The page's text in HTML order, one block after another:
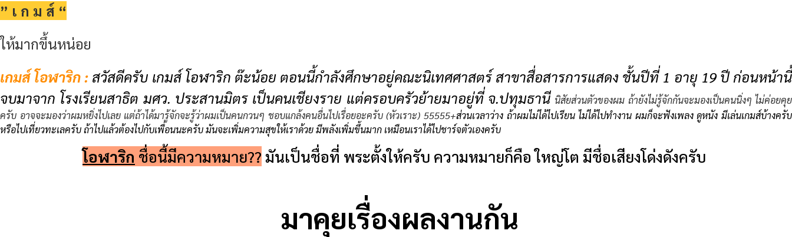
” เ ก ม ส์ “
ให้มากขึ้นหน่อย
เกมส์ โอฬาริก : สวัสดีครับ เกมส์ โอฬาริก ต๊ะน้อย ตอนนี้กำลังศึกษาอยู่คณะนิเทศศาสตร์ สาขาสื่อสารการแสดง ชั้นปีที่ 1 อายุ 19 ปี ก่อนหน้านี้
จบมาจาก โรงเรียนสาธิต มศว. ประสานมิตร เป็นคนเชียงราย แต่ครอบครัวย้ายมาอยู่ที่ จ.ปทุมธานี นิสัยส่วนตัวของผม ถ้ายังไม่รู้จักกันจะมองเป็นคนนิ่งๆ ไม่ค่อยคุย
ครับ อาจจะมองว่าผมหยิ่งไปเลย แต่ถ้าได้มารู้จักจะรู้ว่าผมเป็นคนกวนๆ ชอบแกล้งคนอื่นไปเรื่อยอะครับ (หัวเราะ) 55555+ส่วนเวลาว่าง ถ้าผมไม่ได้ไปเรียน ไม่ได้ไปทำงาน ผมก็จะฟังเพลง ดูหนัง มีเล่นเกมส์บ้างครับ
หรือไปเที่ยวทะเลครับ ถ้าไปแล้วต้องไปกับเพื่อนนะครับ มันจะเพิ่มความสุขให้เราด้วย มีพลังเพิ่มขึ้นมาก เหมือนเราได้ไปชาร์จตัวเองครับ
โอฬาริก ชื่อนี้มีความหมาย?? มันเป็นชื่อที่ พระตั้งให้ครับ ความหมายก็คือ ใหญ่โต มีชื่อเสียงโด่งดังครับ
มาคุยเรื่องผลงานกัน